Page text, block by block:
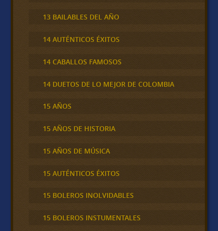
13 BAILABLES DEL AÑO
14 AUTÉNTICOS ÉXITOS
14 CABALLOS FAMOSOS
14 DUETOS DE LO MEJOR DE COLOMBIA
15 AÑOS
15 AÑOS DE HISTORIA
15 AÑOS DE MÚSICA
15 AUTÉNTICOS ÉXITOS
15 BOLEROS INOLVIDABLES
15 BOLEROS INSTUMENTALES